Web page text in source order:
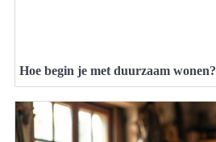
Hoe begin je met duurzaam wonen?